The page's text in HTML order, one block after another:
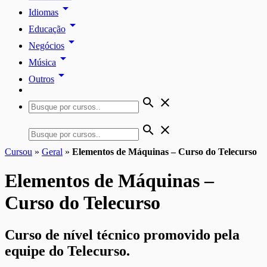
Idiomas arrow_drop_down
Educação arrow_drop_down
Negócios arrow_drop_down
Música arrow_drop_down
Outros arrow_drop_down
search close
search close
Cursou » Geral » Elementos de Máquinas – Curso do Telecurso
Elementos de Máquinas –
Curso do Telecurso
Curso de nível técnico promovido pela
equipe do Telecurso.